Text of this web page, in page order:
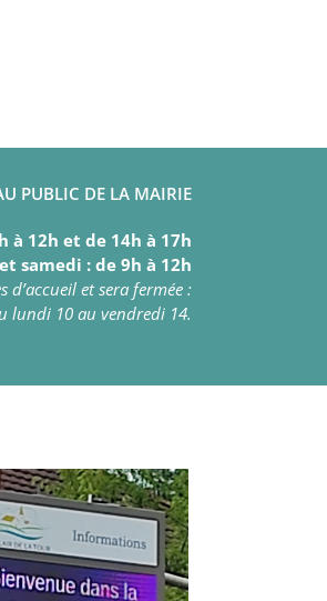
PUBLIC DE LA MAIRIE
à 12h et de 14h à 17h
samedi : de 9h à 12h
d’accueil et sera fermée :
lundi 10 au vendredi 14.